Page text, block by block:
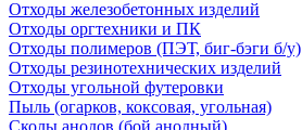
Отходы железобетонных изделий
Отходы оргтехники и ПК
Отходы полимеров (ПЭТ, биг-бэги б/у)
Отходы резинотехнических изделий
Отходы угольной футеровки
Пыль (огарков, коксовая, угольная)
Сколы анодов (бой анодный)